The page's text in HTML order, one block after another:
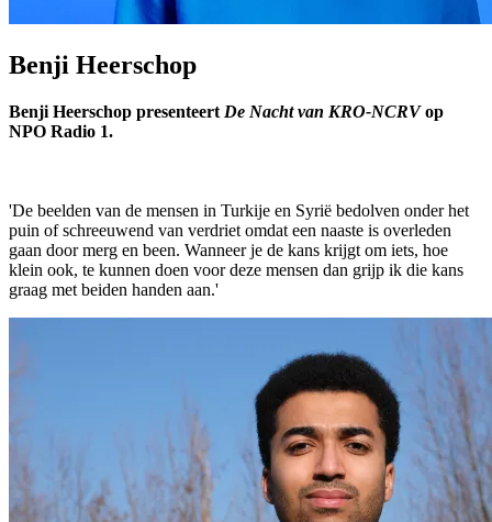
Benji Heerschop
Benji Heerschop presenteert De Nacht van KRO-NCRVop
NPO Radio 1.
'De beelden van de mensen in Turkije en Syrië bedolven onder het
puin of schreeuwend van verdriet omdat een naaste is overleden
gaan door merg en been. Wanneer je de kans krijgt om iets, hoe
klein ook, te kunnen doen voor deze mensen dan grijp ik die kans
graag met beiden handen aan.'